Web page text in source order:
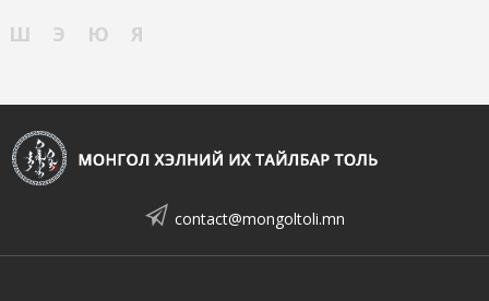
Ш
Э Ю Я
contact@mongoltoli.mn